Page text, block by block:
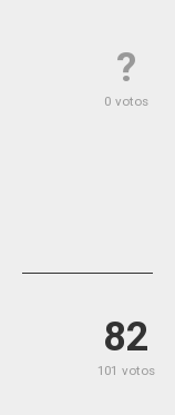
?
0 votos
82
101 votos